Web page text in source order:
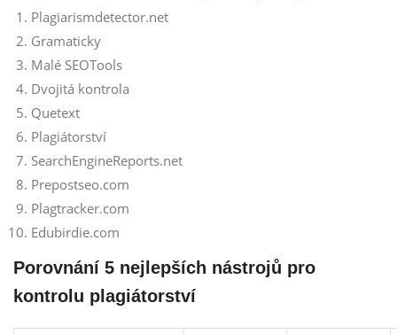
Plagiarismdetector.net
Gramaticky
Malé SEOTools
Dvojitá kontrola
Quetext
Plagiátorství
SearchEngineReports.net
Prepostseo.com
Plagtracker.com
Edubirdie.com
Porovnání 5 nejlepších nástrojů pro
kontrolu plagiátorství